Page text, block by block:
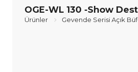
OGE-WL 130 -Show
Ürünler Gevende Serisi Açık